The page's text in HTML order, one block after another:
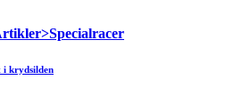
i krydsilden